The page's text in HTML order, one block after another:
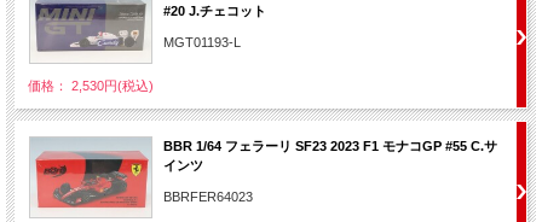
#20 J.チェコット
MGT01193-L
価格： 2,530円(税込)
BBR 1/64 フェラーリ SF23 2023 F1 モナコGP #55 C.サ
インツ
BBRFER64023